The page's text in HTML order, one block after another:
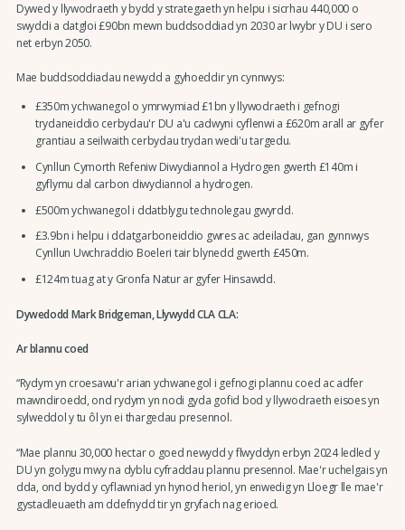
Dywed y llywodraeth y bydd y strategaeth yn helpu i sicrhau 440,000 o
swyddi a datgloi £90bn mewn buddsoddiad yn 2030 ar lwybr y DU i sero
net erbyn 2050.
Mae buddsoddiadau newydd a gyhoeddir yn cynnwys:
£350m ychwanegol o ymrwymiad £1bn y llywodraeth i gefnogi
trydaneiddio cerbydau'r DU a'u cadwyni cyflenwi a £620m arall ar gyfer
grantiau a seilwaith cerbydau trydan wedi'u targedu.
Cynllun Cymorth Refeniw Diwydiannol a Hydrogen gwerth £140m i
gyflymu dal carbon diwydiannol a hydrogen.
£500m ychwanegol i ddatblygu technolegau gwyrdd.
£3.9bn i helpu i ddatgarboneiddio gwres ac adeiladau, gan gynnwys
Cynllun Uwchraddio Boeleri tair blynedd gwerth £450m.
£124m tuag at y Gronfa Natur ar gyfer Hinsawdd.
Dywedodd Mark Bridgeman, Llywydd CLA CLA:
Ar blannu coed
“Rydym yn croesawu'r arian ychwanegol i gefnogi plannu coed ac adfer
mawndiroedd, ond rydym yn nodi gyda gofid bod y llywodraeth eisoes yn
sylweddol y tu ôl yn ei thargedau presennol.
“Mae plannu 30,000 hectar o goed newydd y flwyddyn erbyn 2024 ledled y
DU yn golygu mwy na dyblu cyfraddau plannu presennol. Mae'r uchelgais yn
dda, ond bydd y cyflawniad yn hynod heriol, yn enwedig yn Lloegr lle mae'r
gystadleuaeth am ddefnydd tir yn gryfach nag erioed.